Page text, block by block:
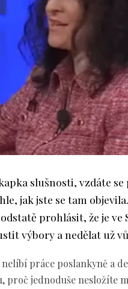
slušnosti, vzdáte se
jak jste se tam objevila.
prohlásit, že je ve
výbory a nedělat už
nelíbí práce poslankyně a
proč jednoduše nesložíte